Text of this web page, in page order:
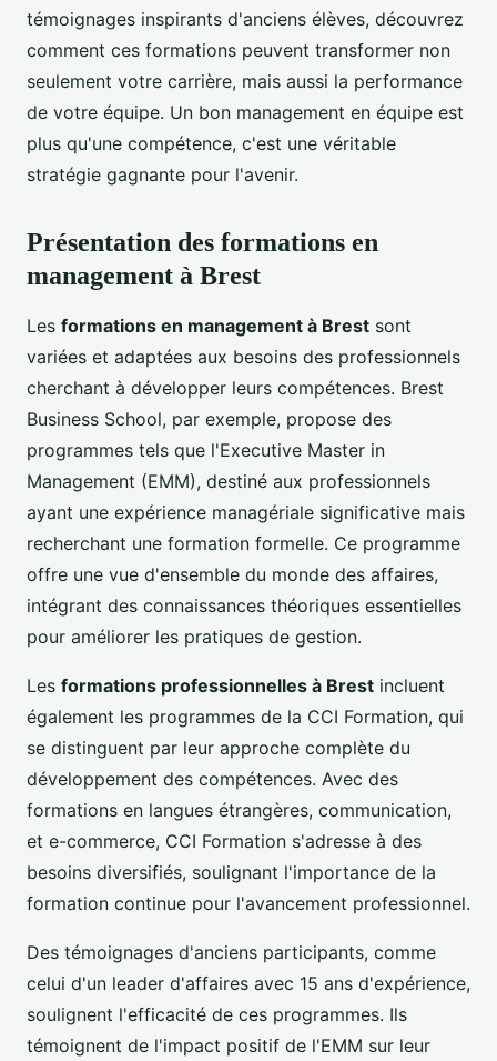
témoignages inspirants d'anciens élèves, découvrez
comment ces formations peuvent transformer non
seulement votre carrière, mais aussi la performance
de votre équipe. Un bon management en équipe est
plus qu'une compétence, c'est une véritable
stratégie gagnante pour l'avenir.
Présentation des formations en
management à Brest
Les formations en management à Brest sont
variées et adaptées aux besoins des professionnels
cherchant à développer leurs compétences. Brest
Business School, par exemple, propose des
programmes tels que l'Executive Master in
Management (EMM), destiné aux professionnels
ayant une expérience managériale significative mais
recherchant une formation formelle. Ce programme
offre une vue d'ensemble du monde des affaires,
intégrant des connaissances théoriques essentielles
pour améliorer les pratiques de gestion.
Les formations professionnelles à Brest incluent
également les programmes de la CCI Formation, qui
se distinguent par leur approche complète du
développement des compétences. Avec des
formations en langues étrangères, communication,
et e-commerce, CCI Formation s'adresse à des
besoins diversifiés, soulignant l'importance de la
formation continue pour l'avancement professionnel.
Des témoignages d'anciens participants, comme
celui d'un leader d'affaires avec 15 ans d'expérience,
soulignent l'efficacité de ces programmes. Ils
témoignent de l'impact positif de l'EMM sur leur